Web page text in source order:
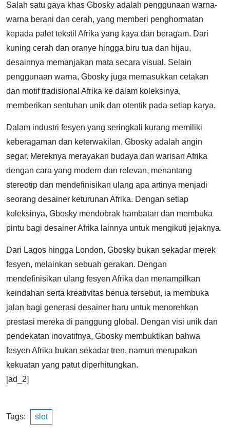
Salah satu gaya khas Gbosky adalah penggunaan warna-
warna berani dan cerah, yang memberi penghormatan
kepada palet tekstil Afrika yang kaya dan beragam. Dari
kuning cerah dan oranye hingga biru tua dan hijau,
desainnya memanjakan mata secara visual. Selain
penggunaan warna, Gbosky juga memasukkan cetakan
dan motif tradisional Afrika ke dalam koleksinya,
memberikan sentuhan unik dan otentik pada setiap karya.
Dalam industri fesyen yang seringkali kurang memiliki
keberagaman dan keterwakilan, Gbosky adalah angin
segar. Mereknya merayakan budaya dan warisan Afrika
dengan cara yang modern dan relevan, menantang
stereotip dan mendefinisikan ulang apa artinya menjadi
seorang desainer keturunan Afrika. Dengan setiap
koleksinya, Gbosky mendobrak hambatan dan membuka
pintu bagi desainer Afrika lainnya untuk mengikuti jejaknya.
Dari Lagos hingga London, Gbosky bukan sekadar merek
fesyen, melainkan sebuah gerakan. Dengan
mendefinisikan ulang fesyen Afrika dan menampilkan
keindahan serta kreativitas benua tersebut, ia membuka
jalan bagi generasi desainer baru untuk menorehkan
prestasi mereka di panggung global. Dengan visi unik dan
pendekatan inovatifnya, Gbosky membuktikan bahwa
fesyen Afrika bukan sekadar tren, namun merupakan
kekuatan yang patut diperhitungkan.
[ad_2]
Tags: slot